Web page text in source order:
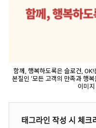
함께, 행복하도록은 슬로건,
본질인 ‘모든 고객의 만족과 행
이미
태그라인 작성 시 체크